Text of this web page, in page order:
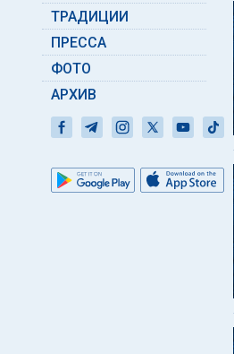
ТРАДИЦИИ
ПРЕССА
ФОТО
АРХИВ